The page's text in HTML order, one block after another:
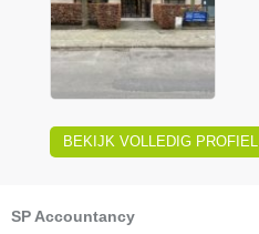
BEKIJK VOLLEDIG PROFIEL
SP Accountancy